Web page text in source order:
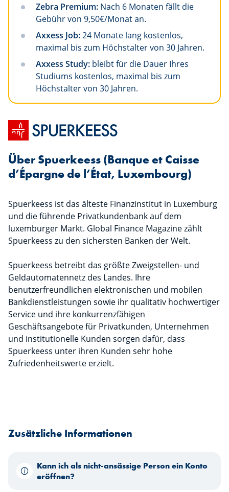
Zebra Premium: Nach 6 Monaten fällt die
Gebühr von 9,50€/Monat an.
Axxess Job:24 Monate lang kostenlos,
maximal bis zum Höchstalter von 30 Jahren.
Axxess Study: bleibt für die Dauer Ihres
Studiums kostenlos, maximal bis zum
Höchstalter von 30 Jahren.
Über Spuerkeess (Banque et Caisse
d’Épargne de l’État, Luxembourg)
Spuerkeess ist das älteste Finanzinstitut in Luxemburg
und die führende Privatkundenbank auf dem
luxemburger Markt. Global Finance Magazine zählt
Spuerkeess zu den sichersten Banken der Welt.
Spuerkeess betreibt das größte Zweigstellen- und
Geldautomatennetz des Landes. Ihre
benutzerfreundlichen elektronischen und mobilen
Bankdienstleistungen sowie ihr qualitativ hochwertiger
Service und ihre konkurrenzfähigen
Geschäftsangebote für Privatkunden, Unternehmen
und institutionelle Kunden sorgen dafür, dass
Spuerkeess unter ihren Kunden sehr hohe
Zufriedenheitswerte erzielt.
Zusätzliche Informationen
Kann ich als nicht-ansässige Person ein Konto
eröffnen?